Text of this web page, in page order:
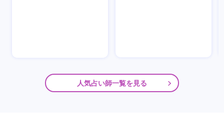
人気占い師一覧を見る